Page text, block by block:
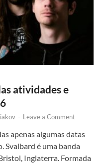
atividades e
- Leave a Comment
apenas algumas datas
Svalbard é uma banda
Inglaterra. Formada